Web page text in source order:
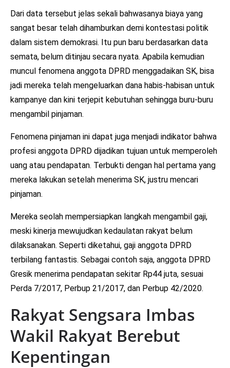
Dari data tersebut jelas sekali bahwasanya biaya yang
sangat besar telah dihamburkan demi kontestasi politik
dalam sistem demokrasi. Itu pun baru berdasarkan data
semata, belum ditinjau secara nyata. Apabila kemudian
muncul fenomena anggota DPRD menggadaikan SK, bisa
jadi mereka telah mengeluarkan dana habis-habisan untuk
kampanye dan kini terjepit kebutuhan sehingga buru-buru
mengambil pinjaman.
Fenomena pinjaman ini dapat juga menjadi indikator bahwa
profesi anggota DPRD dijadikan tujuan untuk memperoleh
uang atau pendapatan. Terbukti dengan hal pertama yang
mereka lakukan setelah menerima SK, justru mencari
pinjaman.
Mereka seolah mempersiapkan langkah mengambil gaji,
meski kinerja mewujudkan kedaulatan rakyat belum
dilaksanakan. Seperti diketahui, gaji anggota DPRD
terbilang fantastis. Sebagai contoh saja, anggota DPRD
Gresik menerima pendapatan sekitar Rp44 juta, sesuai
Perda 7/2017, Perbup 21/2017, dan Perbup 42/2020.
Rakyat Sengsara Imbas
Wakil Rakyat Berebut
Kepentingan